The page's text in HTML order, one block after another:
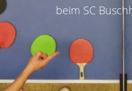
beim SC